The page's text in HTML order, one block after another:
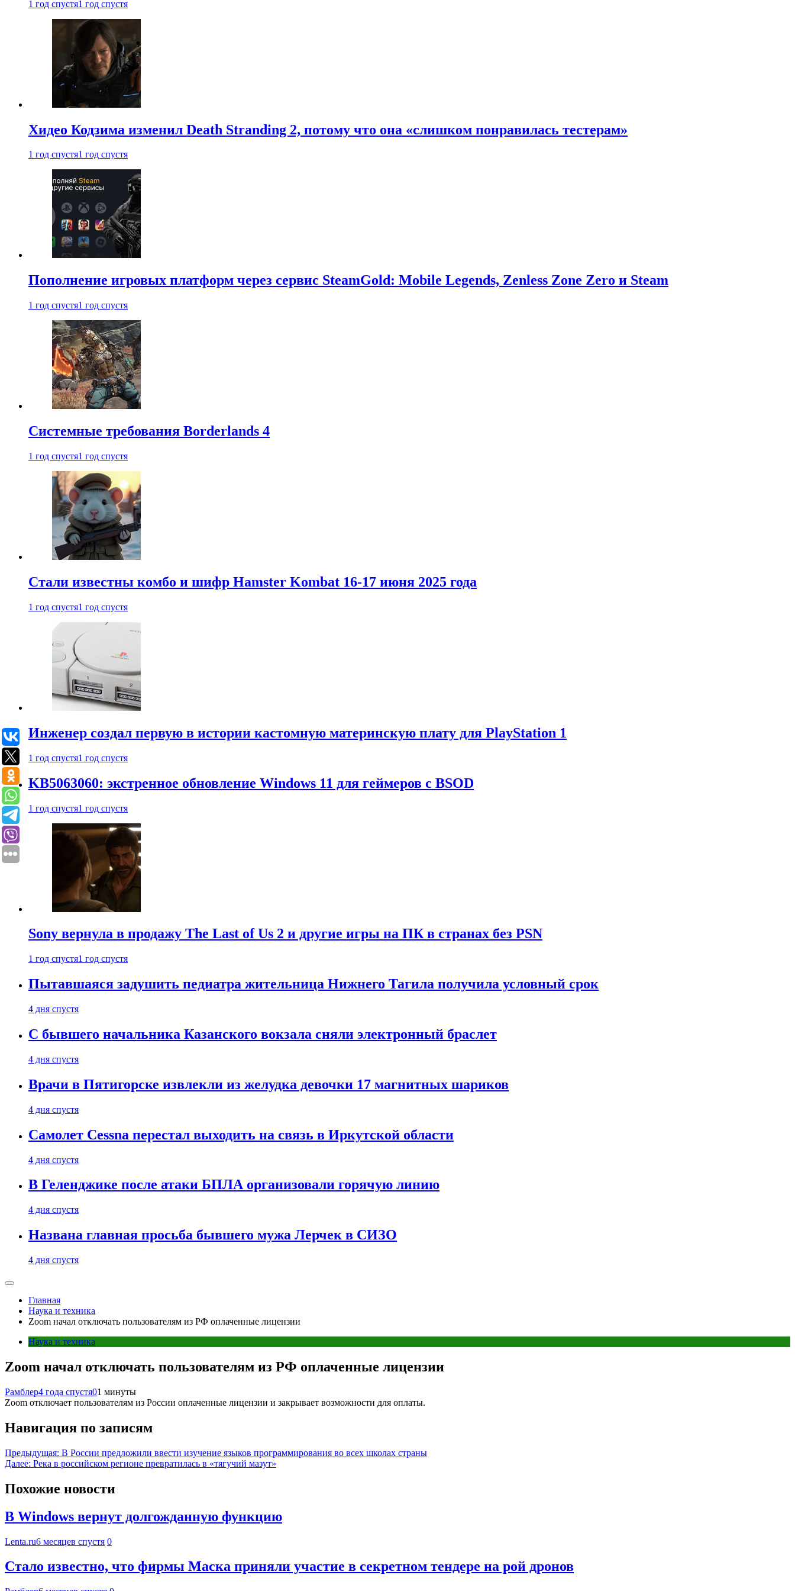
1 год спустя1 год спустя
Хидео Кодзима изменил Death Stranding 2, потому что она «слишком понравилась тестерам»
1 год спустя1 год спустя
Пополнение игровых платформ через сервис SteamGold: Mobile Legends, Zenless Zone Zero и Steam
1 год спустя1 год спустя
Системные требования Borderlands 4
1 год спустя1 год спустя
Стали известны комбо и шифр Hamster Kombat 16-17 июня 2025 года
1 год спустя1 год спустя
Инженер создал первую в истории кастомную материнскую плату для PlayStation 1
1 год спустя1 год спустя
KB5063060: экстренное обновление Windows 11 для геймеров с BSOD
1 год спустя1 год спустя
Sony вернула в продажу The Last of Us 2 и другие игры на ПК в странах без PSN
1 год спустя1 год спустя
Пытавшаяся задушить педиатра жительница Нижнего Тагила получила условный срок
4 дня спустя
С бывшего начальника Казанского вокзала сняли электронный браслет
4 дня спустя
Врачи в Пятигорске извлекли из желудка девочки 17 магнитных шариков
4 дня спустя
Самолет Cessna перестал выходить на связь в Иркутской области
4 дня спустя
В Геленджике после атаки БПЛА организовали горячую линию
4 дня спустя
Названа главная просьба бывшего мужа Лерчек в СИЗО
4 дня спустя
Главная
Наука и техника
Zoom начал отключать пользователям из РФ оплаченные лицензии
Наука и техника
Zoom начал отключать пользователям из РФ оплаченные лицензии
Рамблер4 года спустя01 минуты
Zoom отключает пользователям из России оплаченные лицензии и закрывает возможности для оплаты.
Навигация по записям
Предыдущая: В России предложили ввести изучение языков программирования во всех школах страны
Далее: Река в российском регионе превратилась в «тягучий мазут»
Похожие новости
В Windows вернут долгожданную функцию
Lenta.ru6 месяцев спустя 0
Стало известно, что фирмы Маска приняли участие в секретном тендере на рой дронов